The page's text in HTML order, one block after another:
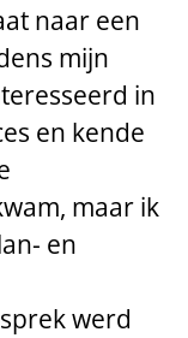
naar een
mijn
in
en kende
maar ik
en
werd